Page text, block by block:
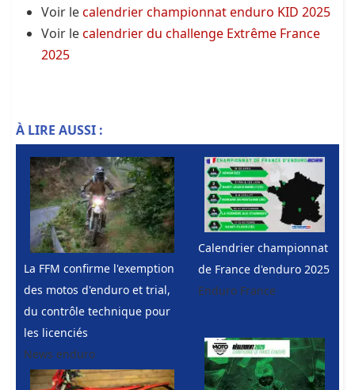
Voir lecalendrier championnat enduro KID 2025
Voir lecalendrier du challenge Extrême France
2025
À LIRE AUSSI :
La FFM confirme l'exemption
des motos d'enduro et trial,
du contrôle technique pour
les licenciés
News enduro
Calendrier championnat
de France d'enduro 2025
Enduro France